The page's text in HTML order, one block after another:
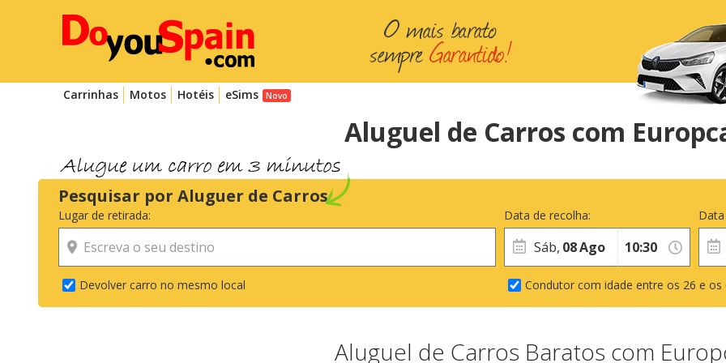
Carrinhas Motos Hotéis eSims
Aluguel de Carros com
Pesquisar por Aluguer de Carros
Lugar de retirada:
Devolver carro no mesmo local
Data de recolha:
Sáb, 08Ago
Condutor com idade entre os 26 e os
Aluguel de Carros Baratos com